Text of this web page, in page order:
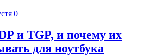
0
и TGP, и почему их
для ноутбука